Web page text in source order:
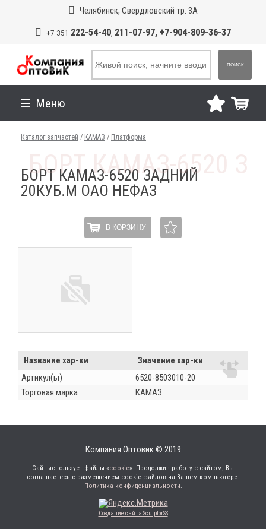
Челябинск, Свердловский тр. 3А
+7 351 222-54-40, 211-07-97, +7-904-809-36-37
ПОИСК
Меню
Каталог запчастей / КАМАЗ / Платформа
БОРТ КАМАЗ-6520 ЗАДНИЙ
20КУБ.М ОАО НЕФАЗ
В КОРЗИНУ
Название хар-ки
Значение хар-ки
Артикул(ы)
6520-8503010-20
Торговая марка
КАМАЗ
Компания Оптовик © 2019
Сайт использует файлы «cookie». Продолжив работу с сайтом, Вы
соглашаетесь с размещением cookie-файлов на Вашем компьютере.
Политика конфиденциальности.
Создание сайта SculptorSS